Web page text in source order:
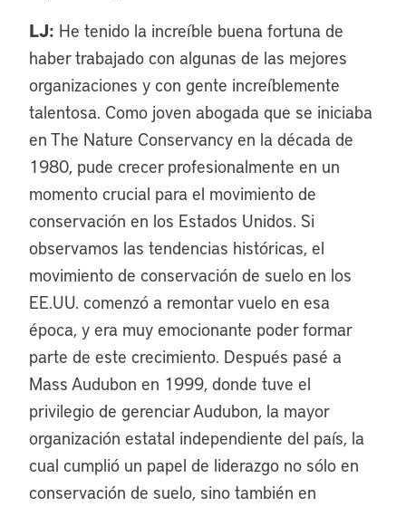
LJ: He tenido la increíble buena fortuna de
haber trabajado con algunas de las mejores
organizaciones y con gente increíblemente
talentosa. Como joven abogada que se iniciaba
en The Nature Conservancy en la década de
1980, pude crecer profesionalmente en un
momento crucial para el movimiento de
conservación en los Estados Unidos. Si
observamos las tendencias históricas, el
movimiento de conservación de suelo en los
EE.UU. comenzó a remontar vuelo en esa
época, y era muy emocionante poder formar
parte de este crecimiento. Después pasé a
Mass Audubon en 1999, donde tuve el
privilegio de gerenciar Audubon, la mayor
organización estatal independiente del país, la
cual cumplió un papel de liderazgo no sólo en
conservación de suelo, sino también en